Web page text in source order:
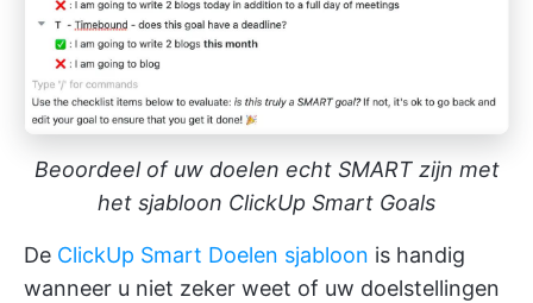
Beoordeel of uw doelen echt SMART zijn met
het sjabloon ClickUp Smart Goals
De ClickUp Smart Doelen sjabloon is handig
wanneer u niet zeker weet of uw doelstellingen